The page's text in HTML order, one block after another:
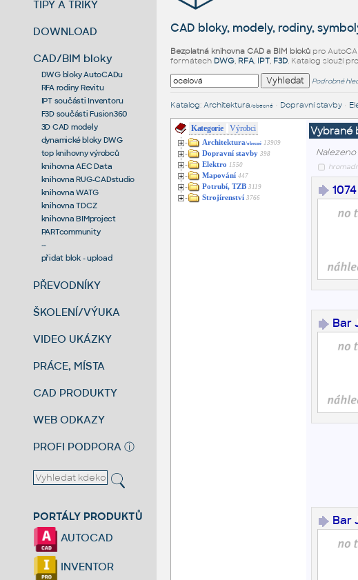
TIPY A TRIKY
DOWNLOAD
CAD/BIM bloky
DWG bloky AutoCADu
RFA rodiny Revitu
IPT součásti Inventoru
F3D součásti Fusion360
3D CAD modely
dynamické bloky DWG
top knihovny výrobců
knihovna AEC Data
knihovna RUG-CADstudio
knihovna WATG
knihovna TDCZ
knihovna BIMproject
PARTcommunity
--
přidat blok - upload
PŘEVODNÍKY
ŠKOLENÍ/VÝUKA
VIDEO UKÁZKY
PRÁCE, MÍSTA
CAD PRODUKTY
WEB ODKAZY
PROFI PODPORA ⓘ
PORTÁLY PRODUKTŮ
AUTOCAD
INVENTOR
CAD bloky, modely, rodiny,
Bezplatná knihovna CAD a BIM blokůpro
formátech DWG, RFA, IPT, F3D. Katalog slouží
Podrobné
Katalog: Architektura /obecné• Dopravní stavby•
Kategorie Výrobci
Architektura/obecné 13909
Dopravní stavby 398
Elektro 1550
Mapování 447
Potrubí, TZB 3119
Strojírenství 3766
Vybrané
Bar
Bar